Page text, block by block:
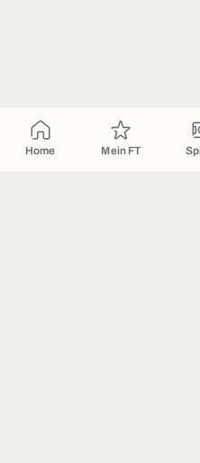
Home Mein FT